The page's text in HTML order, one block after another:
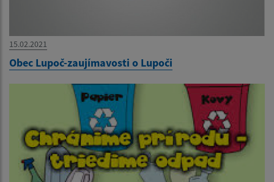
15.02.2021
Obec Lupoč-zaujímavosti o Lupoči